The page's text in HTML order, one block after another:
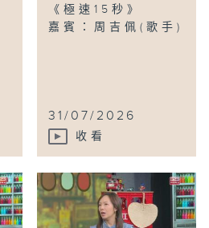
《極速15秒》
嘉賓：周吉佩(歌手)
31/07/2026
收看